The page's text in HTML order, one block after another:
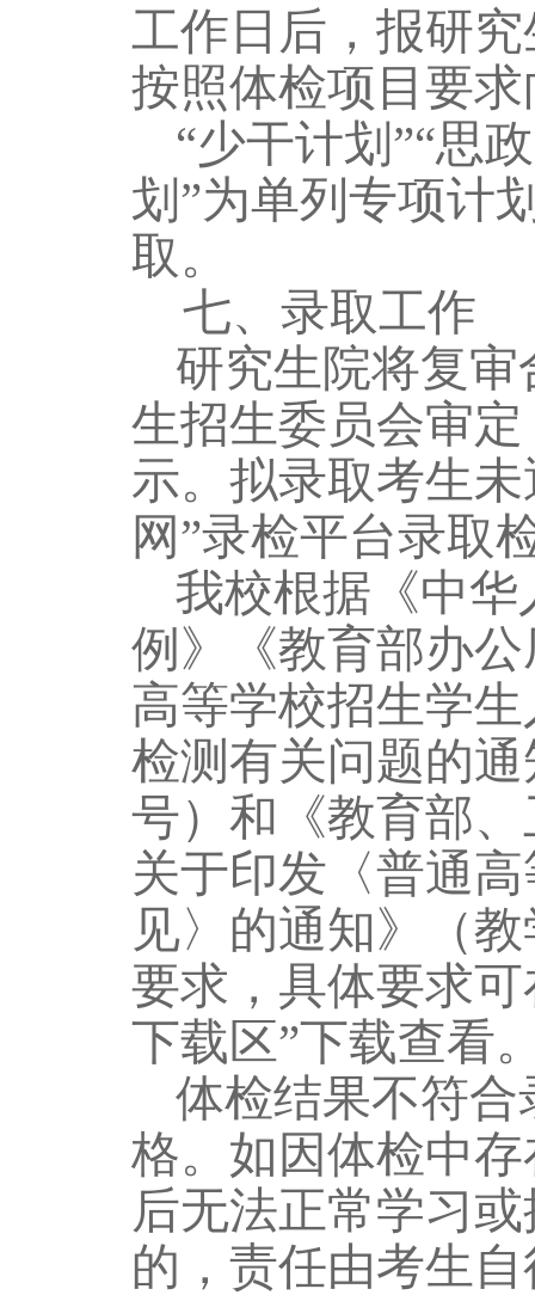
工作日后，报研
按照体检项目要
“少干计划”“思
划”为单列专项计
取。
七、 录取工作
研究生院将复
生招生委员会审
示。拟录取考生
网”录检平台录取
我校根据《中华
例》《教育部办
高等学校招生学
检测有关问题的
号）和《教育部
关于印发〈普通
见〉的通知》（
要求，具体要求
下载区”下载查看
体检结果不符
格。如因体检中
后无法正常学习
的，责任由考生